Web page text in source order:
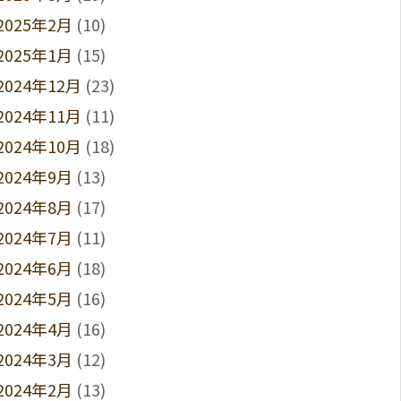
年2月 (10)
年1月 (15)
年12月 (23)
年11月 (11)
年10月 (18)
年9月 (13)
年8月 (17)
年7月 (11)
年6月 (18)
年5月 (16)
年4月 (16)
年3月 (12)
年2月 (13)